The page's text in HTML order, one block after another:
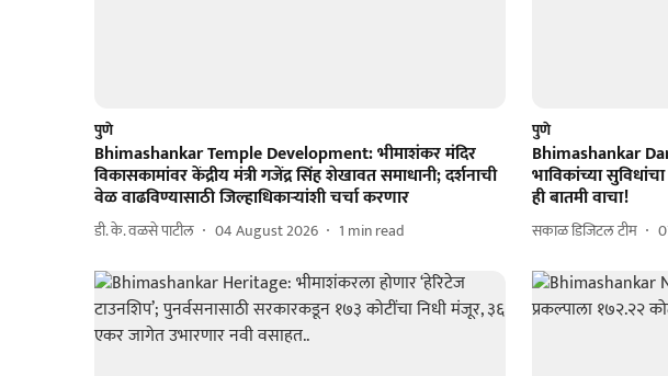
पुणे
Bhimashankar Temple Development: भीमाशंकर मंदिर
विकासकामांवर केंद्रीय मंत्री गजेंद्र सिंह शेखावत समाधानी; दर्शनाची
वेळ वाढविण्यासाठी जिल्हाधिकाऱ्यांशी चर्चा करणार
डी. के. वळसे पाटील 04 August 2026 1 min read
पुणे
Bhimashankar
भाविकांच्या
ही बातमी वाचा!
सकाळ डिजिटल टीम